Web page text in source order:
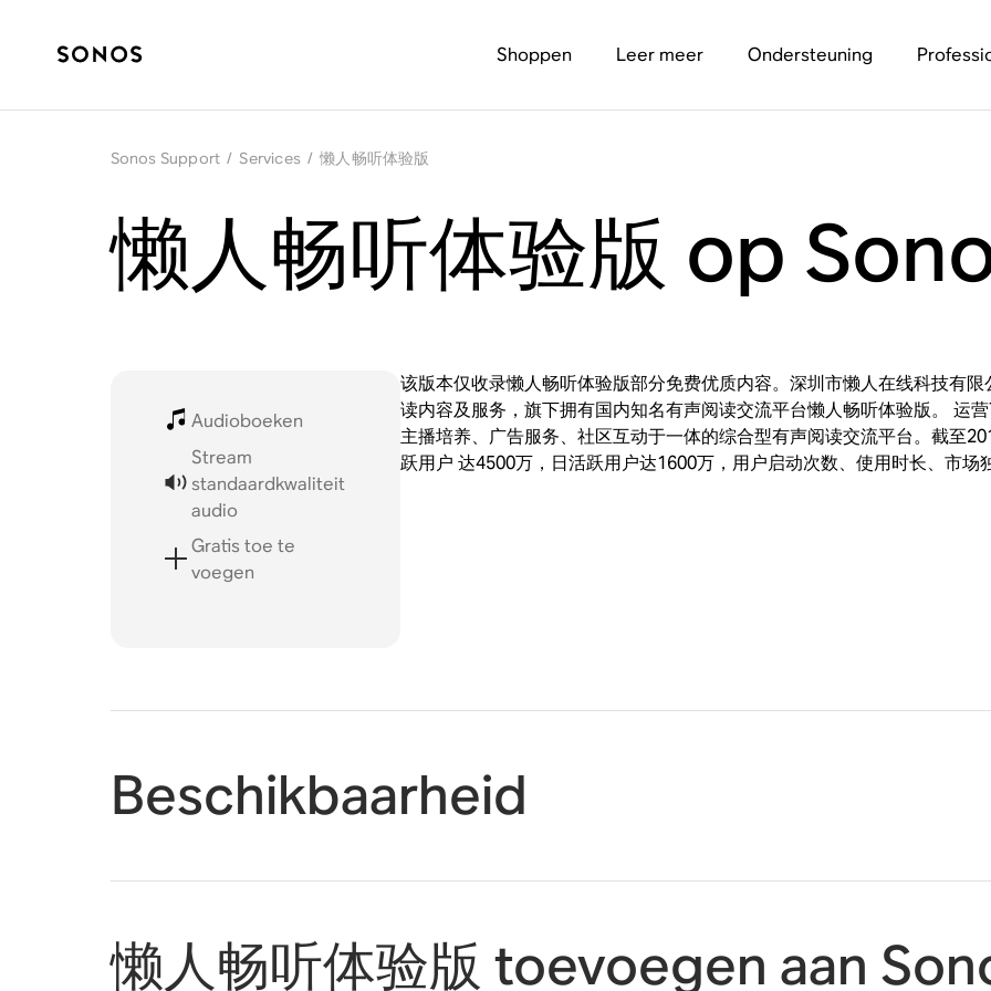
Shoppen Leer meer Ondersteuning
Sonos Support / Services / 懒人畅听体验版
懒人畅听体验版 op
Audioboeken
Stream
standaardkwaliteit
audio
Gratis toe te
voegen
该版本仅收录懒人畅听体验版部分免费优质内容。深圳市懒人在线科技有
读内容及服务，旗下拥有国内知名有声阅读交流平台懒人畅听体验版。 运
主播培养、广告服务、社区互动于一体的综合型有声阅读交流平台。截至
跃用户 达4500万，日活跃用户达1600万，用户启动次数、使用时长、市场
Beschikbaarheid
懒人畅听体验版 toevoegen aan